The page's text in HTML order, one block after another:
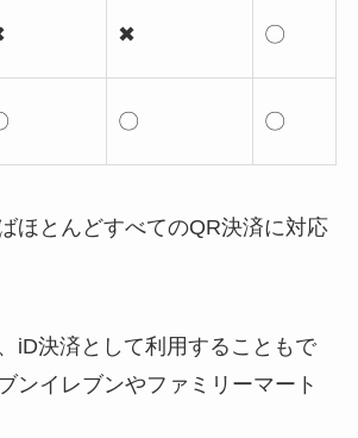
✖ 〇
〇 〇
ほとんどすべてのQR決済に対応
iD決済として利用することもで
ンイレブンやファミリーマート